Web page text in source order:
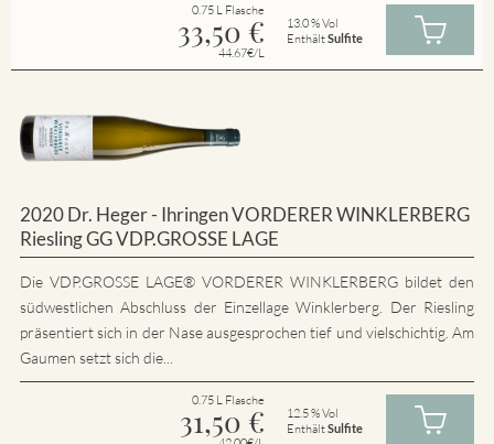
0.75 L Flasche
33,50 €
44.67€/L
13.0 % Vol
EnthältSulfite
2020 Dr. Heger - Ihringen VORDERER WINKLERBERG
Riesling GG VDP.GROSSE LAGE
Die VDP.GROSSE LAGE® VORDERER WINKLERBERG bildet den
südwestlichen Abschluss der Einzellage Winklerberg. Der Riesling
präsentiert sich in der Nase ausgesprochen tief und vielschichtig. Am
Gaumen setzt sich die...
0.75 L Flasche
31,50 €
12.5 % Vol
EnthältSulfite